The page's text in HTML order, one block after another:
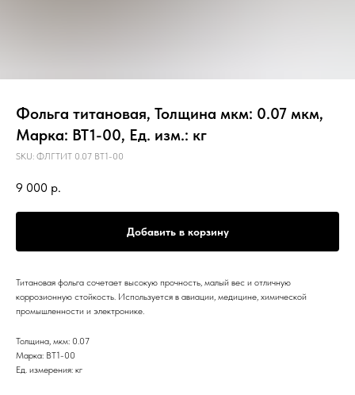
Фольга титановая, Толщина мкм: 0.07 мкм,
Марка: ВТ1-00, Ед. изм.: кг
SKU: ФЛГТИТ 0.07 ВТ1-00
9 000 р.
Добавить в корзину
Титановая фольга сочетает высокую прочность, малый вес и отличную
коррозионную стойкость. Используется в авиации, медицине, химической
промышленности и электронике.
Толщина, мкм: 0.07
Марка: ВТ1-00
Ед. измерения: кг